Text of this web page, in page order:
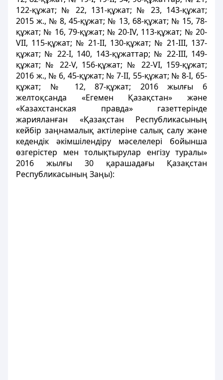
122-құжат; № 22, 131-құжат; № 23, 143-құжат;
2015 ж., № 8, 45-құжат; № 13, 68-құжат; № 15, 78-
құжат; № 16, 79-құжат; № 20-IV, 113-құжат; № 20-
VII, 115-құжат; № 21-II, 130-құжат; № 21-III, 137-
құжат; № 22-I, 140, 143-құжаттар; № 22-III, 149-
құжат; № 22-V, 156-құжат; № 22-VI, 159-құжат;
2016 ж., № 6, 45-құжат; № 7-II, 55-құжат; № 8-I, 65-
құжат; № 12, 87-құжат; 2016 жылғы 6
желтоқсанда «Егемен Қазақстан» және
«Казахстанская правда» газеттерінде
жарияланған «Қазақстан Республикасының
кейбір заңнамалық актілеріне салық салу және
кедендік әкімшілендіру мәселелері бойынша
өзгерістер мен толықтырулар енгізу туралы»
2016 жылғы 30 қарашадағы Қазақстан
Республикасының Заңы):